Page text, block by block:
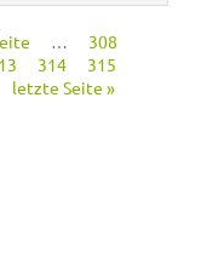
…
308
314
315
letzte Seite »